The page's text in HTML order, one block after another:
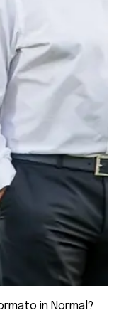
in Normal?